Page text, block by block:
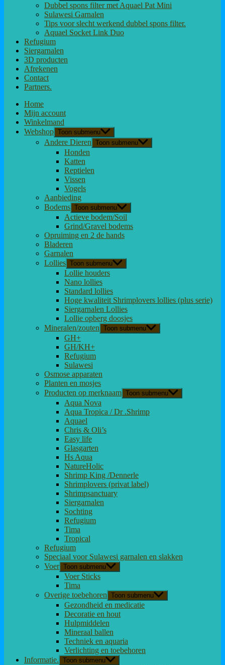
Dubbel spons filter met Aquael Pat Mini
Sulawesi Garnalen
Tips voor slecht werkend dubbel spons filter.
Aquael Socket Link Duo
Refugium
Siergarnalen
3D producten
Afrekenen
Contact
Partners.
Home
Mijn account
Winkelmand
Webshop Toon submenu
Andere Dieren Toon submenu
Honden
Katten
Reptielen
Vissen
Vogels
Aanbieding
Bodems Toon submenu
Actieve bodem/Soil
Grind/Gravel bodems
Opruiming en 2 de hands
Bladeren
Garnalen
Lollies Toon submenu
Lollie houders
Nano lollies
Standard lollies
Hoge kwaliteit Shrimplovers lollies (plus serie)
Siergarnalen Lollies
Lollie opberg doosjes
Mineralen/zouten Toon submenu
GH+
GH/KH+
Refugium
Sulawesi
Osmose apparaten
Planten en mosjes
Producten op merknaam Toon submenu
Aqua Nova
Aqua Tropica / Dr .Shrimp
Aquael
Chris & Oli’s
Easy life
Glasgarten
Hs Aqua
NatureHolic
Shrimp King /Dennerle
Shrimplovers (privat label)
Shrimpsanctuary
Siergarnalen
Sochting
Refugium
Tima
Tropical
Refugium
Speciaal voor Sulawesi garnalen en slakken
Voer Toon submenu
Voer Sticks
Tima
Overige toebehoren Toon submenu
Gezondheid en medicatie
Decoratie en hout
Hulpmiddelen
Mineraal ballen
Techniek en aquaria
Verlichting en toebehoren
Informatie. Toon submenu